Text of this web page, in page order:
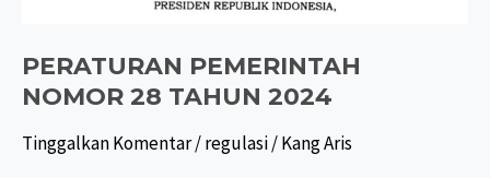
PERATURAN PEMERINTAH
NOMOR 28 TAHUN 2024
Tinggalkan Komentar/regulasi/Kang Aris